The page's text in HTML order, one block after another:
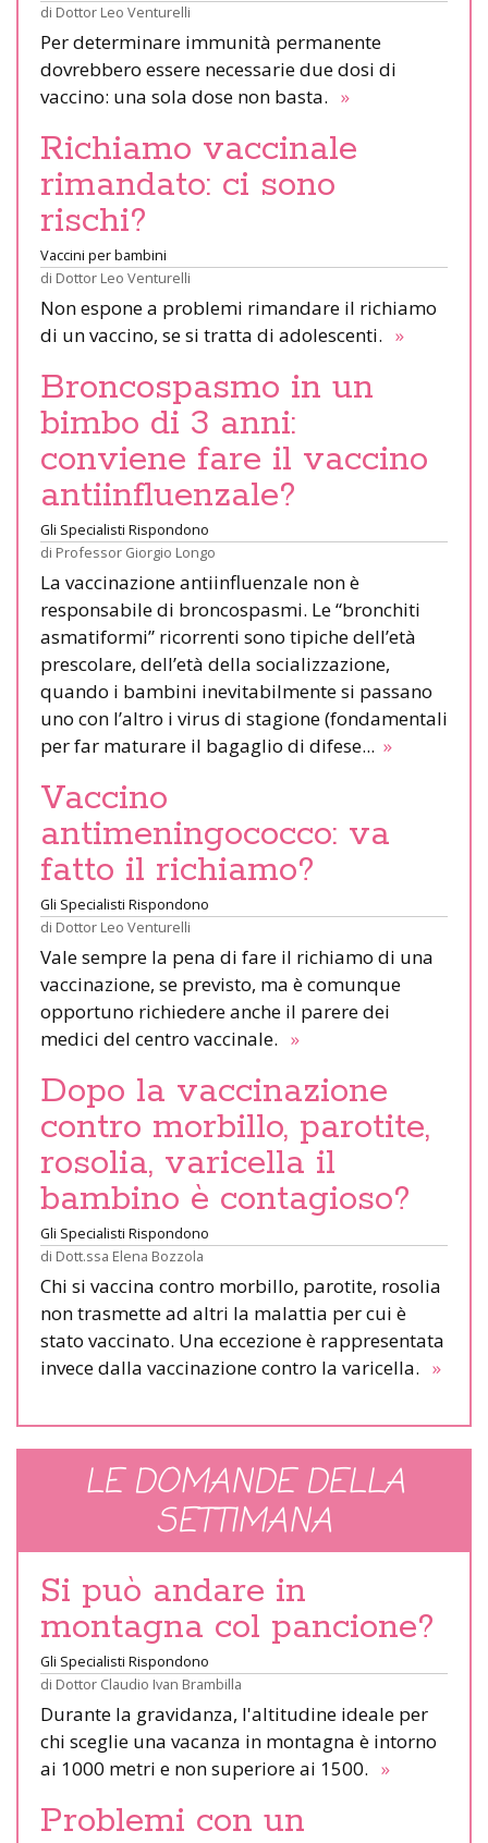
di Dottor Leo Venturelli
Per determinare immunità permanente
dovrebbero essere necessarie due dosi di
vaccino: una sola dose non basta. »
Richiamo vaccinale
rimandato: ci sono
rischi?
Vaccini per bambini
di Dottor Leo Venturelli
Non espone a problemi rimandare il richiamo
di un vaccino, se si tratta di adolescenti. »
Broncospasmo in un
bimbo di 3 anni:
conviene fare il vaccino
antiinfluenzale?
Gli Specialisti Rispondono
di Professor Giorgio Longo
La vaccinazione antiinfluenzale non è
responsabile di broncospasmi. Le “bronchiti
asmatiformi” ricorrenti sono tipiche dell’età
prescolare, dell’età della socializzazione,
quando i bambini inevitabilmente si passano
uno con l’altro i virus di stagione (fondamentali
per far maturare il bagaglio di difese... »
Vaccino
antimeningococco: va
fatto il richiamo?
Gli Specialisti Rispondono
di Dottor Leo Venturelli
Vale sempre la pena di fare il richiamo di una
vaccinazione, se previsto, ma è comunque
opportuno richiedere anche il parere dei
medici del centro vaccinale. »
Dopo la vaccinazione
contro morbillo, parotite,
rosolia, varicella il
bambino è contagioso?
Gli Specialisti Rispondono
di Dott.ssa Elena Bozzola
Chi si vaccina contro morbillo, parotite, rosolia
non trasmette ad altri la malattia per cui è
stato vaccinato. Una eccezione è rappresentata
invece dalla vaccinazione contro la varicella. »
LE DOMANDE DELLA
SETTIMANA
Si può andare in
montagna col pancione?
Gli Specialisti Rispondono
di Dottor Claudio Ivan Brambilla
Durante la gravidanza, l'altitudine ideale per
chi sceglie una vacanza in montagna è intorno
ai 1000 metri e non superiore ai 1500. »
Problemi con un